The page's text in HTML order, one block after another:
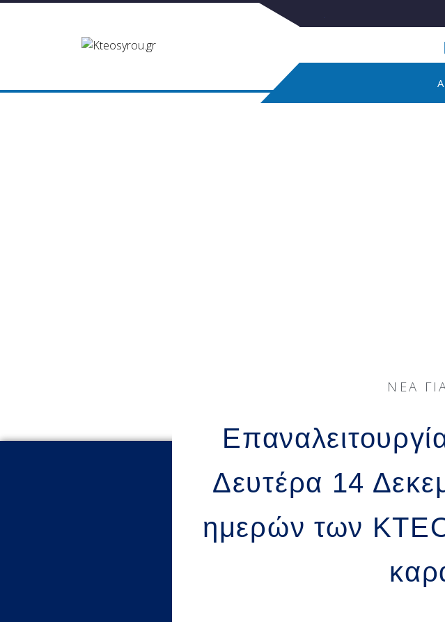
.
ΝΈΑ
Δευτέρα 14
ημερών των